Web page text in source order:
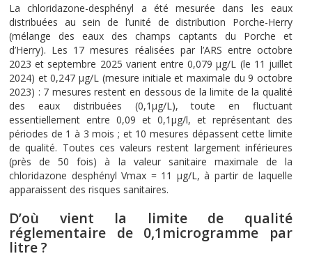
La chloridazone-desphényl a été mesurée dans les eaux
distribuées au sein de l’unité de distribution Porche-Herry
(mélange des eaux des champs captants du Porche et
d’Herry). Les 17 mesures réalisées par l’ARS entre octobre
2023 et septembre 2025 varient entre 0,079 µg/L (le 11 juillet
2024) et 0,247 µg/L (mesure initiale et maximale du 9 octobre
2023) : 7 mesures restent en dessous de la limite de la qualité
des eaux distribuées (0,1µg/L), toute en fluctuant
essentiellement entre 0,09 et 0,1µg/l, et représentant des
périodes de 1 à 3 mois ; et 10 mesures dépassent cette limite
de qualité. Toutes ces valeurs restent largement inférieures
(près de 50 fois) à la valeur sanitaire maximale de la
chloridazone desphényl Vmax = 11 µg/L, à partir de laquelle
apparaissent des risques sanitaires.
D’où vient la limite de qualité
réglementaire de 0,1microgramme par
litre ?